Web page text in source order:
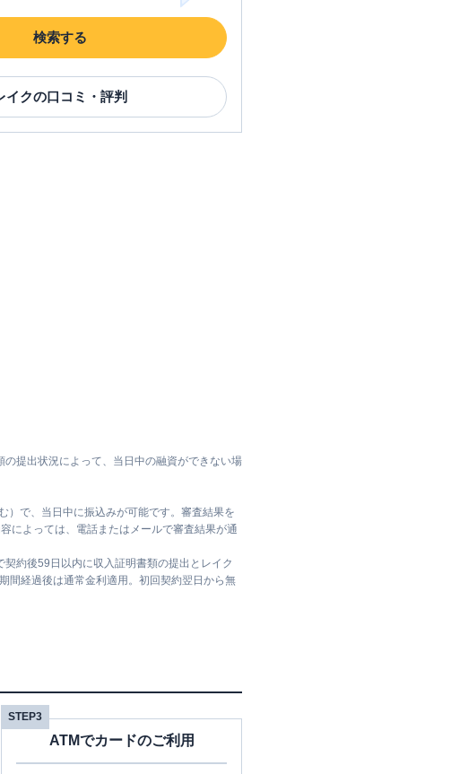
検索する
イクの口コミ・評判
提出状況によって、当日中の融資ができない場
）で、当日中に振込みが可能です。審査結果を
によっては、電話またはメールで審査結果が通
約後59日以内に収入証明書類の提出とレイク
間経過後は通常金利適用。初回契約翌日から無
STEP3
ATMでカードのご利用